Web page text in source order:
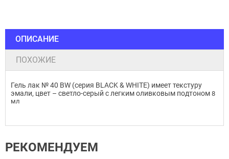
ОПИСАНИЕ
ПОХОЖИЕ
Гель лак № 40 BW (серия BLACK & WHITE) имеет текстуру
эмали, цвет – светло-серый с легким оливковым подтоном 8
мл
РЕКОМЕНДУЕМ